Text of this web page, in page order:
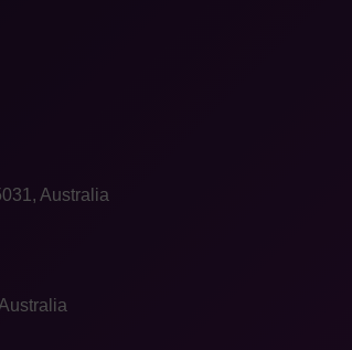
Australia